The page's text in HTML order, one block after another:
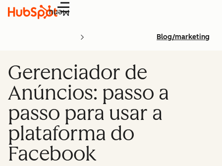
Menu
Blog/marketing
Gerenciador de
Anúncios: passo a
passo para usar a
plataforma do
Facebook